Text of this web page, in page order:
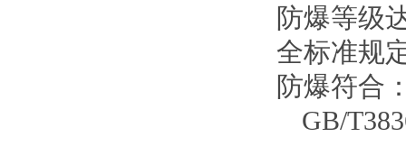
防爆等级
全标准规
防爆符合
GB/